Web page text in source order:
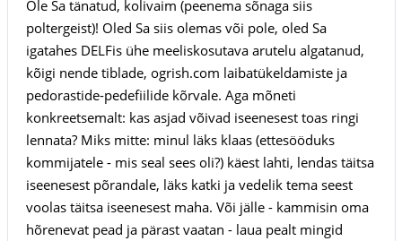
Ole Sa tänatud, kolivaim (peenema sõnaga siis
poltergeist)! Oled Sa siis olemas või pole, oled Sa
igatahes DELFis ühe meeliskosutava arutelu algatanud,
kõigi nende tiblade, ogrish.com laibatükeldamiste ja
pedorastide-pedefiilide kõrvale. Aga mõneti
konkreetsemalt: kas asjad võivad iseenesest toas ringi
lennata? Miks mitte: minul läks klaas (ettesööduks
kommijatele - mis seal sees oli?) käest lahti, lendas täitsa
iseenesest põrandale, läks katki ja vedelik tema seest
voolas täitsa iseenesest maha. Või jälle - kammisin oma
hõrenevat pead ja pärast vaatan - laua pealt mingid